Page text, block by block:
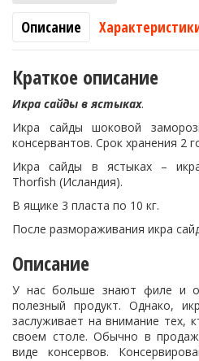
Описание
Краткое описание
Икра сайды в ястыках.
Икра сайды шоковой
консервантов. Срок хранения 2
Икра сайды в ястыках –
Thorfish (Исландия).
В ящике 3 пласта по 10 кг.
После размораживания икра
Описание
У нас больше знают филе и
полезный продукт. Однако,
заслуживает на внимание тех,
своем столе. Обычно в
виде консервов.